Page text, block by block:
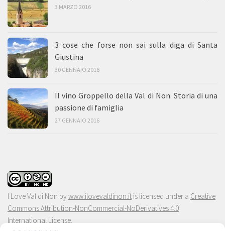
3 MARZO 2016
3 cose che forse non sai sulla diga di Santa
Giustina
30 GENNAIO 2016
Il vino Groppello della Val di Non. Storia di una
passione di famiglia
27 GENNAIO 2016
I Love Val di Non bywww.ilovevaldinon.it is licensed under a Creative
Commons Attribution-NonCommercial-NoDerivatives 4.0
International License.